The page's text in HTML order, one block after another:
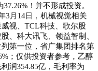
！并不形成投资。
3月14日，机械视觉相关
视、TCL科技、歌尔股
、科大讯飞、领益智制、
第一位，省广集团排名第
；仅供投资者参考，乙醇
润354.85亿，毛利率为